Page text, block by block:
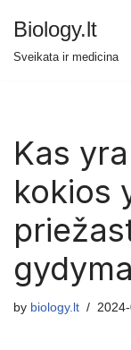
Biology.lt
Sveikata ir medicina
Kas
kokios
by biology.lt